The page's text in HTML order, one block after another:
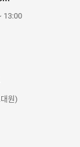
13:00
원)